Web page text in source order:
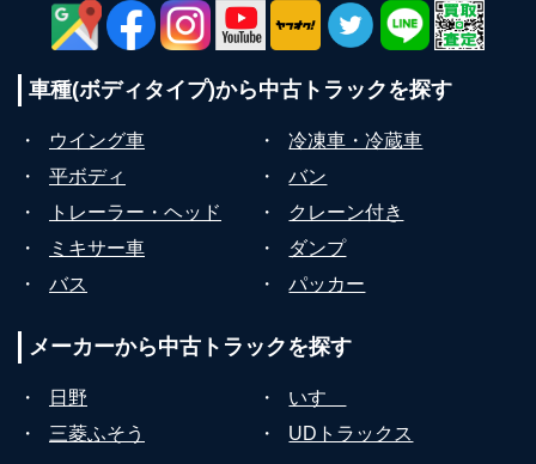
車種(ボディタイプ)から中古トラックを探す
・ ウイング車 ・
冷凍車・冷蔵車
・
平ボディ ・
バン
・
トレーラー・ヘッド ・
クレーン付き
・
ミキサー車 ・
ダンプ
・
バス ・ パッカー
メーカーから中古トラックを探す
・ 日野 ・
いすゞ
・
三菱ふそう ・ UDトラックス